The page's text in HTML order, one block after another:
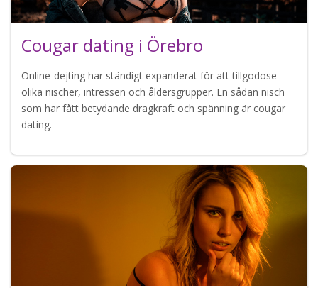
Cougar dating i Örebro
Online-dejting har ständigt expanderat för att tillgodose
olika nischer, intressen och åldersgrupper. En sådan nisch
som har fått betydande dragkraft och spänning är cougar
dating.